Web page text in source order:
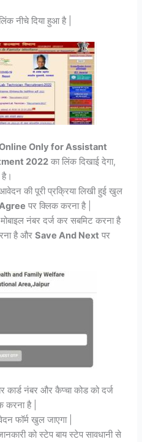
नीचे दिया हुआ है |
Only for Assistant
2022 का लिंक दिखाई देगा,
की पूरी प्रक्रिया लिखी हुई खुल
पर क्लिक करना है |
नंबर दर्ज कर सबमिट करना है
है औरSave And Next पर
नंबर और कैप्चा कोड को दर्ज
करना है |
फॉर्म खुल जाएगा |
को स्टेप बाय स्टेप सावधानी से